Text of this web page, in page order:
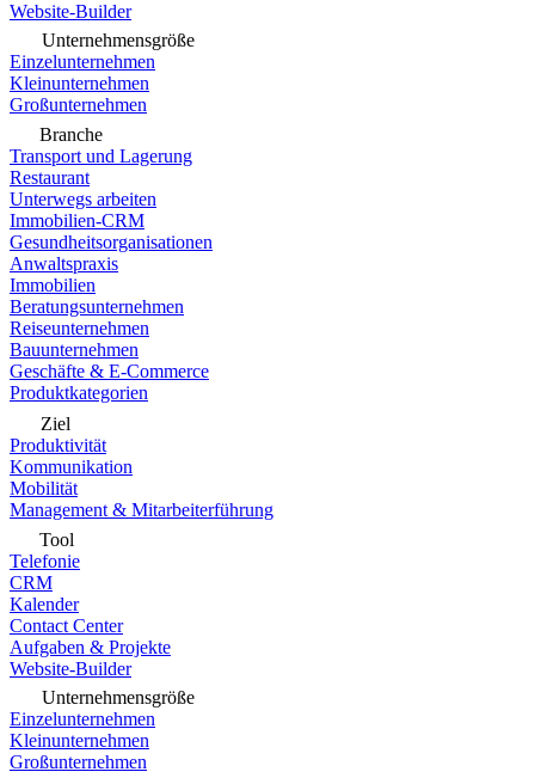
Website-Builder
Unternehmensgröße
Einzelunternehmen
Kleinunternehmen
Großunternehmen
Branche
Transport und Lagerung
Restaurant
Unterwegs arbeiten
Immobilien-CRM
Gesundheitsorganisationen
Anwaltspraxis
Immobilien
Beratungsunternehmen
Reiseunternehmen
Bauunternehmen
Geschäfte & E-Commerce
Produktkategorien
Ziel
Produktivität
Kommunikation
Mobilität
Management & Mitarbeiterführung
Tool
Telefonie
CRM
Kalender
Contact Center
Aufgaben & Projekte
Website-Builder
Unternehmensgröße
Einzelunternehmen
Kleinunternehmen
Großunternehmen